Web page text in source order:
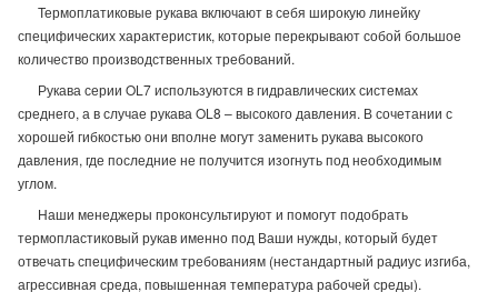
Термоплатиковые рукава включают в себя широкую линейку
специфических характеристик, которые перекрывают собой большое
количество производственных требований.
Рукава серии OL7 используются в гидравлических системах
среднего, а в случае рукава OL8 – высокого давления. В сочетании с
хорошей гибкостью они вполне могут заменить рукава высокого
давления, где последние не получится изогнуть под необходимым
углом.
Наши менеджеры проконсультируют и помогут подобрать
термопластиковый рукав именно под Ваши нужды, который будет
отвечать специфическим требованиям (нестандартный радиус изгиба,
агрессивная среда, повышенная температура рабочей среды).